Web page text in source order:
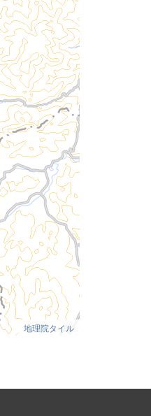
地理院タイル